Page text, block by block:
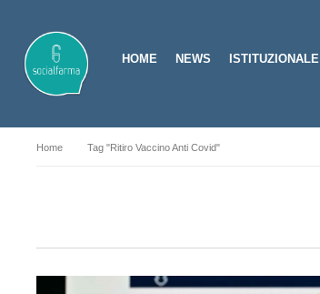
HOME NEWS ISTITUZIONALE
Home Tag "ritiro Vaccino Anti Covid"